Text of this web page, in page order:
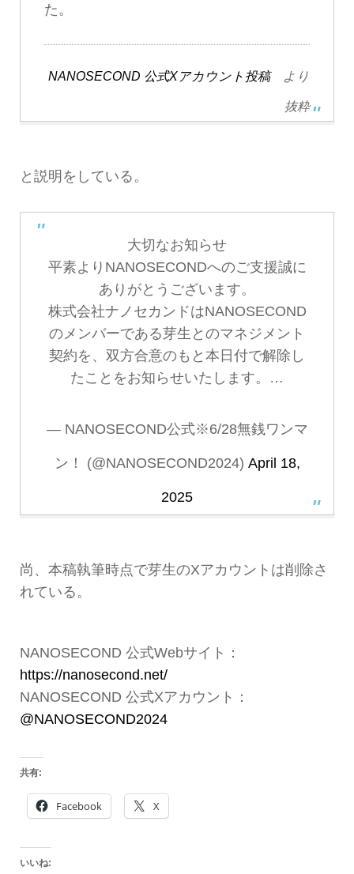
た。
NANOSECOND 公式Xアカウント投稿より
抜粋
と説明をしている。
大切なお知らせ
平素よりNANOSECONDへのご支援誠に
ありがとうございます。
株式会社ナノセカンドはNANOSECOND
のメンバーである芽生とのマネジメント
契約を、双方合意のもと本日付で解除し
たことをお知らせいたします。…
— NANOSECOND公式※6/28無銭ワンマ
ン！ (@NANOSECOND2024) April 18,
2025
尚、本稿執筆時点で芽生のXアカウントは削除さ
れている。
NANOSECOND 公式Webサイト：
https://nanosecond.net/
NANOSECOND 公式Xアカウント：
@NANOSECOND2024
共有:
Facebook X
いいね: